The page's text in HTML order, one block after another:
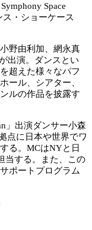
Space
・ショーケース
野由利加、網永真
出演。ダンスとい
超えた様々なパフ
ール、シアター、
ルの作品を披露す
」出演ダンサー小森
点に日本や世界でワ
る。MCはNYと日
当する。また、この
ポートプログラム